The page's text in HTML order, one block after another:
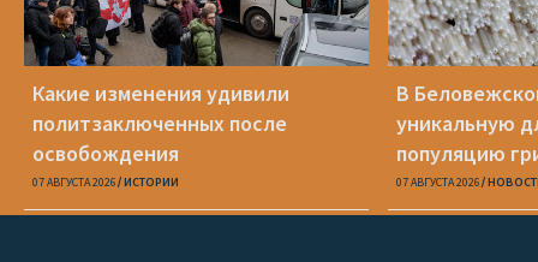
Какие изменения удивили
политзаключенных после
освобождения
07 АВГУСТА 2026 ИСТОРИИ
В
уникальную
популяцию
07 АВГУСТА 2026